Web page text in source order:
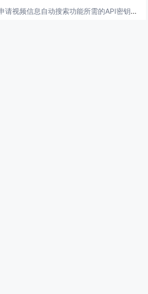
本文将引导您了解如何申请视频信息自动搜索功能所需的API密钥。通过启用Video Station > 设置 > 高级设置中的视频信息自动搜索功能，您可通过从电影数据库检索的元数据来丰富视频...